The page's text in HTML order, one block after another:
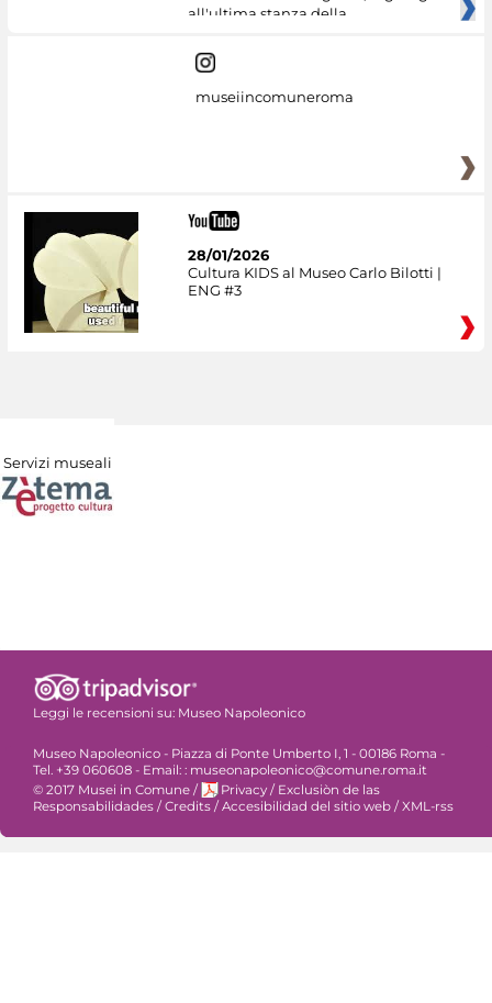
all'ultima stanza della
museiincomuneroma
28/01/2026
Cultura KIDS al Museo Carlo Bilotti |
ENG #3
Servizi museali
Leggi le recensioni su: Museo Napoleonico
Museo Napoleonico - Piazza di Ponte Umberto I, 1 - 00186 Roma -
Tel. +39 060608 - Email: : museonapoleonico@comune.roma.it
© 2017 Musei in Comune / Privacy / Exclusiòn de las
Responsabilidades /Credits /Accesibilidad del sitio web /XML-rss